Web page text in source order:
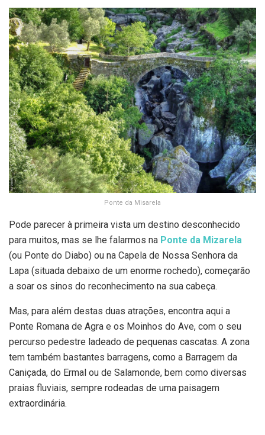
Ponte da Misarela
Pode parecer à primeira vista um destino desconhecido
para muitos, mas se lhe falarmos na Ponte da Mizarela
(ou Ponte do Diabo) ou na Capela de Nossa Senhora da
Lapa (situada debaixo de um enorme rochedo), começarão
a soar os sinos do reconhecimento na sua cabeça.
Mas, para além destas duas atrações, encontra aqui a
Ponte Romana de Agra e os Moinhos do Ave, com o seu
percurso pedestre ladeado de pequenas cascatas. A zona
tem também bastantes barragens, como a Barragem da
Caniçada, do Ermal ou de Salamonde, bem como diversas
praias fluviais, sempre rodeadas de uma paisagem
extraordinária.